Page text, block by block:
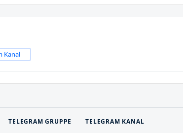
Kanal
TELEGRAM GRUPPE TELEGRAM KANAL